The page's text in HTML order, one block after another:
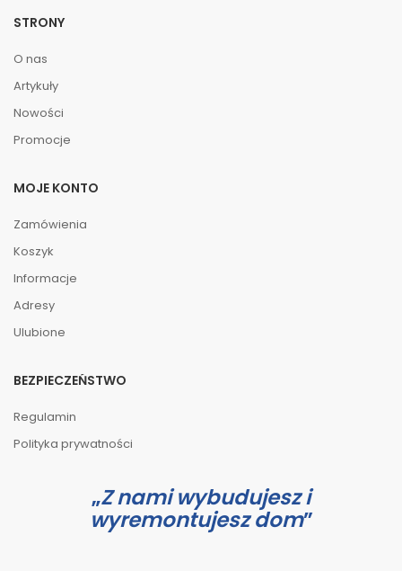
STRONY
O nas
Artykuły
Nowości
Promocje
MOJE KONTO
Zamówienia
Koszyk
Informacje
Adresy
Ulubione
BEZPIECZEŃSTWO
Regulamin
Polityka prywatności
Z nami wybudujesz i
wyremontujesz dom